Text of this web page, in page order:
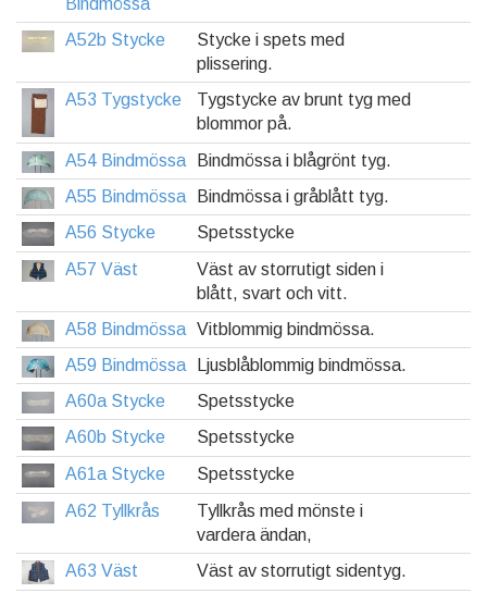
Bindmössa
A52b Stycke
Stycke i spets med
plissering.
A53 Tygstycke
Tygstycke av brunt tyg med
blommor på.
A54 Bindmössa
Bindmössa i blågrönt tyg.
A55 Bindmössa
Bindmössa i gråblått tyg.
A56 Stycke
Spetsstycke
A57 Väst
Väst av storrutigt siden i
blått, svart och vitt.
A58 Bindmössa Vitblommig bindmössa.
A59 Bindmössa
Ljusblåblommig bindmössa.
A60a Stycke
Spetsstycke
A60b Stycke
Spetsstycke
A61a Stycke
Spetsstycke
A62 Tyllkrås
Tyllkrås med mönste i
vardera ändan,
A63 Väst
Väst av storrutigt sidentyg.